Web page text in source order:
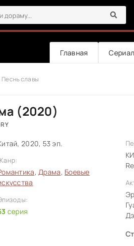
Главная
Песнь славы
(2020)
2020, 53 эп.
,Драма, Боевые
серия